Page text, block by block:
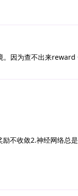
因为查不出来
不收敛2.神经网络总是